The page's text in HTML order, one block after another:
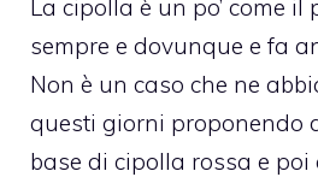
La cipolla è un po’ come il
sempre e dovunque e fa
Non è un caso che ne
questi giorni proponendo
base di cipolla rossa e